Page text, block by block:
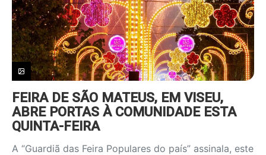
FEIRA DE SÃO MATEUS, EM VISEU,
ABRE PORTAS À COMUNIDADE ESTA
QUINTA-FEIRA
A “Guardiã das Feira Populares do país” assinala, este